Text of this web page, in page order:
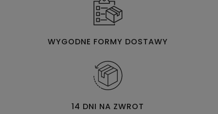
WYGODNE FORMY DOSTAWY
14 DNI NA ZWROT